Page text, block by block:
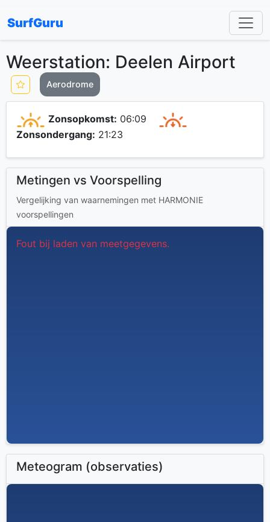
SurfGuru
Weerstation: Deelen Airport
Aerodrome
Zonsopkomst: 06:09
Zonsondergang: 21:23
Metingen vs Voorspelling
Vergelijking van waarnemingen met HARMONIE
voorspellingen
Fout bij laden van meetgegevens.
Meteogram (observaties)